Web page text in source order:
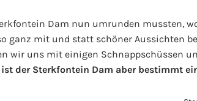
Dam nun umrunden mussten,
ganz mit und statt schöner Aussichten
wir uns mit einigen Schnappschüssen
ist der Sterkfontein Dam aber bestimmt